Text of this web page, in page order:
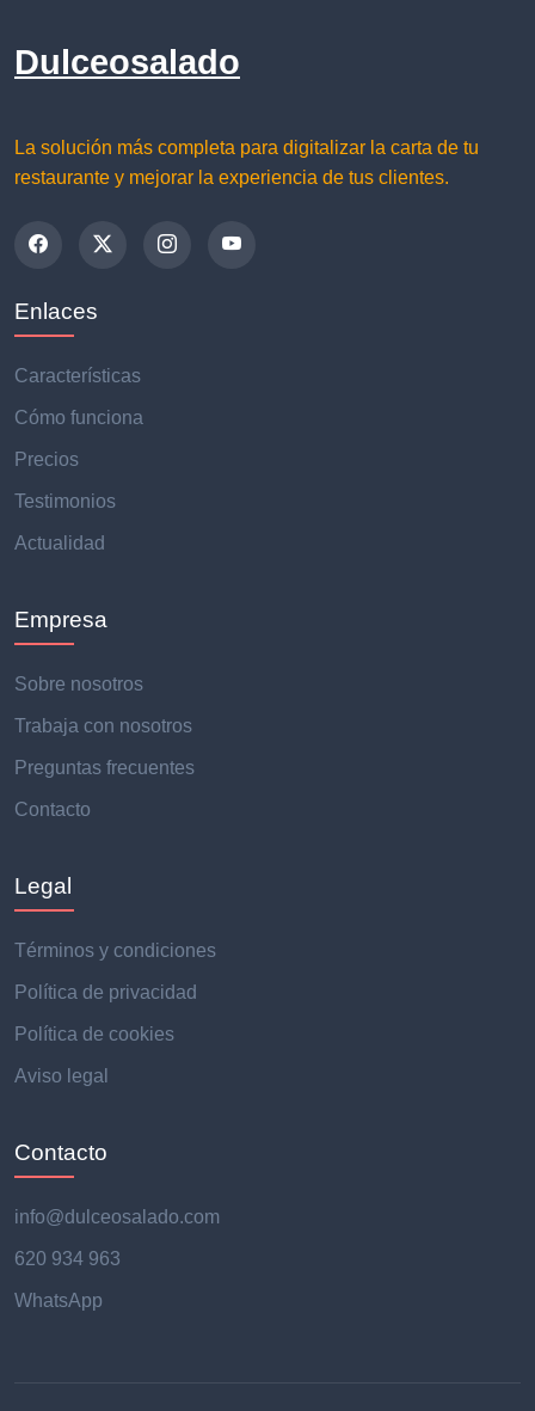
Dulceosalado
La solución más completa para digitalizar la carta de tu
restaurante y mejorar la experiencia de tus clientes.
Enlaces
Características
Cómo funciona
Precios
Testimonios
Actualidad
Empresa
Sobre nosotros
Trabaja con nosotros
Preguntas frecuentes
Contacto
Legal
Términos y condiciones
Política de privacidad
Política de cookies
Aviso legal
Contacto
info@dulceosalado.com
620 934 963
WhatsApp